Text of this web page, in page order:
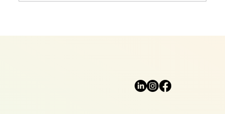
agriculture ancestrale ?